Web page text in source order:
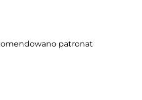
patronat